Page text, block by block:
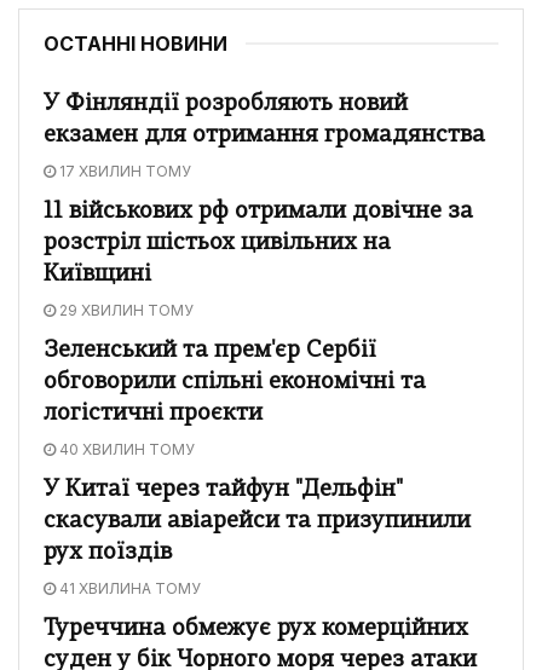
ОСТАННІ НОВИНИ
У Фінляндії розробляють новий
екзамен для отримання громадянства
17 ХВИЛИН ТОМУ
11 військових рф отримали довічне за
розстріл шістьох цивільних на
Київщині
29 ХВИЛИН ТОМУ
Зеленський та прем'єр Сербії
обговорили спільні економічні та
логістичні проєкти
40 ХВИЛИН ТОМУ
У Китаї через тайфун "Дельфін"
скасували авіарейси та призупинили
рух поїздів
41 ХВИЛИНА ТОМУ
Туреччина обмежує рух комерційних
суден у бік Чорного моря через атаки